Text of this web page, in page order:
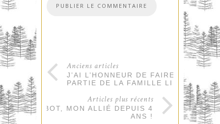
Anciens articles
J’AI L’HONNEUR DE FAIRE
PARTIE DE LA FAMILLE LIPIKAR
Articles plus récents
CE ROBOT, MON ALLIÉ DEPUIS 4
ANS !